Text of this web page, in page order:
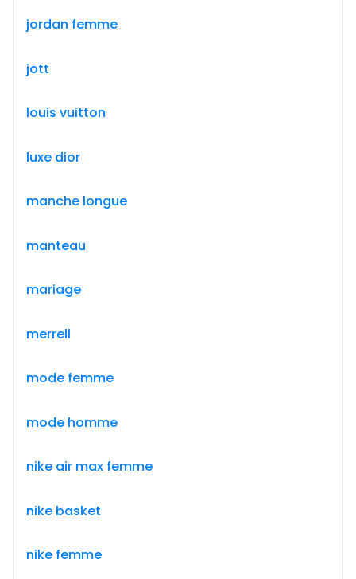
jordan femme
jott
louis vuitton
luxe dior
manche longue
manteau
mariage
merrell
mode femme
mode homme
nike air max femme
nike basket
nike femme